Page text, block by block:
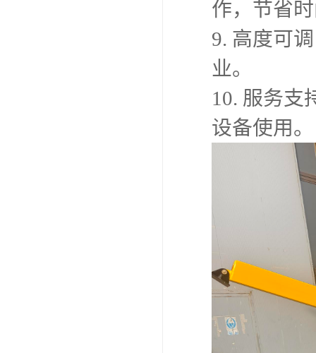
作，节省
9. 高度可
业。
10. 服务支
设备使用。